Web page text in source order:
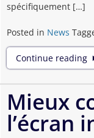
spécifiquement […]
Posted in News
Continue reading
Mieux
l’écran